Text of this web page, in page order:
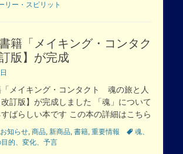
リー・スピリット
籍「メイキング・コンタク
版】が完成
「メイキング・コンタクト 魂の旅と人
訂版】が完成しました 「魂」について
ばらしい本です この本の詳細はこちら
お知らせ, 商品, 新商品, 書籍, 重要情報 Tags魂、
的、変化、予言